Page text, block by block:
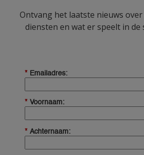
Ontvang het laatste nieuws
diensten en wat er speelt in de